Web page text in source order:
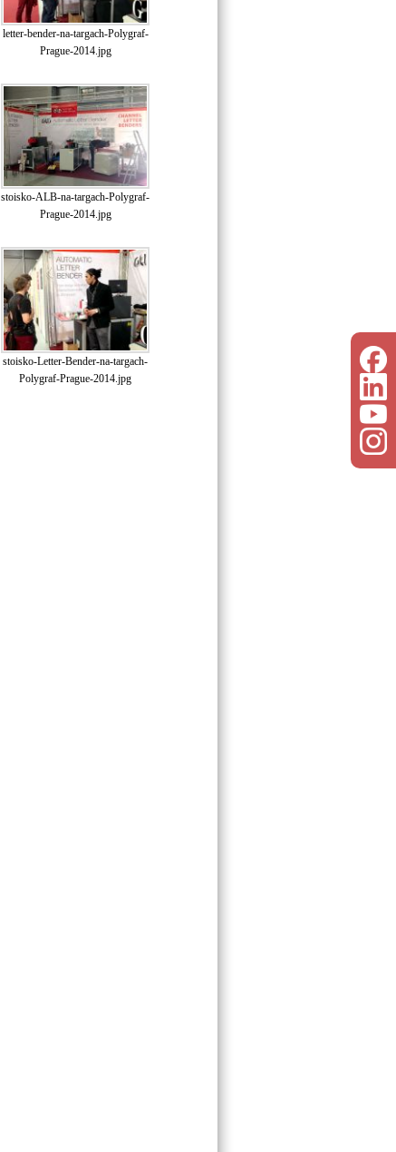
letter-bender-na-targach-Polygraf-
Prague-2014.jpg
stoisko-ALB-na-targach-Polygraf-
Prague-2014.jpg
stoisko-Letter-Bender-na-targach-
Polygraf-Prague-2014.jpg